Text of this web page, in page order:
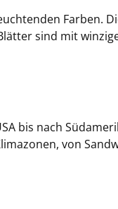
Farben.
sind mit
bis nach
von